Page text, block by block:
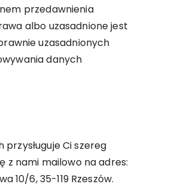
przedawnienia
albo uzasadnione jest
uzasadnionych
danych
Ci szereg
z nami mailowo na adres:
10/6, 35-119 Rzeszów.